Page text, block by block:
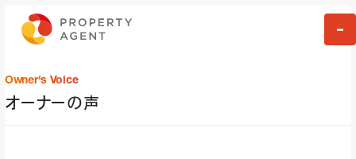
Owner's Voice
オーナーの声